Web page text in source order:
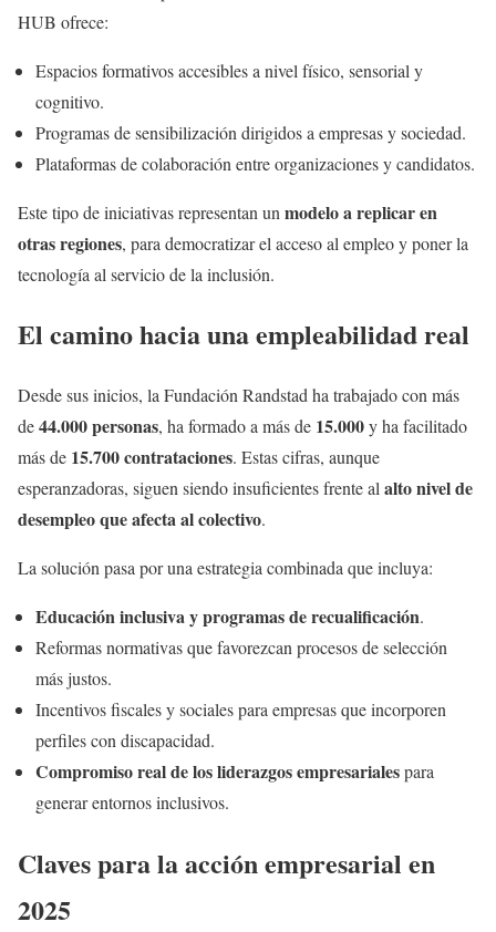
HUB ofrece:
Espacios formativos accesibles a nivel físico, sensorial y
cognitivo.
Programas de sensibilización dirigidos a empresas y sociedad.
Plataformas de colaboración entre organizaciones y candidatos.
Este tipo de iniciativas representan un modelo a replicar en
otras regiones, para democratizar el acceso al empleo y poner la
tecnología al servicio de la inclusión.
El camino hacia una empleabilidad real
Desde sus inicios, la Fundación Randstad ha trabajado con más
de44.000 personas, ha formado a más de 15.000y ha facilitado
más de 15.700 contrataciones. Estas cifras, aunque
esperanzadoras, siguen siendo insuficientes frente alalto nivel de
desempleo que afecta al colectivo.
La solución pasa por una estrategia combinada que incluya:
Educación inclusiva y programas de recualificación.
Reformas normativas que favorezcan procesos de selección
más justos.
Incentivos fiscales y sociales para empresas que incorporen
perfiles con discapacidad.
Compromiso real de los liderazgos empresarialespara
generar entornos inclusivos.
Claves para la acción empresarial en
2025